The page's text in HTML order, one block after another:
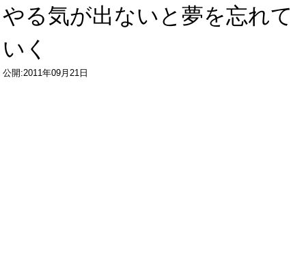
やる気が出ないと夢を忘れて
いく
公開:2011年09月21日